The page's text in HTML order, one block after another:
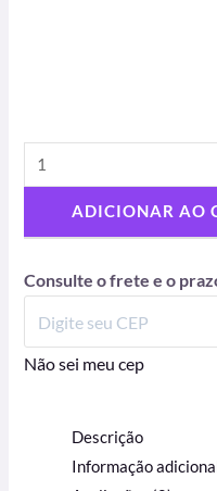
ADICIONAR AO
Consulte o frete e o
Não sei meu cep
Descrição
Informação